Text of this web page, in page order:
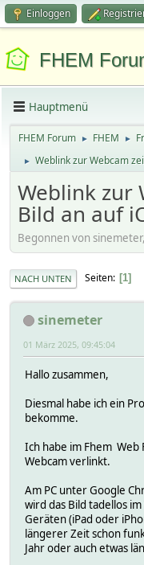
Einloggen
FHEM
Hauptmenü
FHEM Forum ► FHEM ►
► Weblink zur Webcam
Weblink zur
Bild an auf
Begonnen von
NACH UNTEN Seiten 1
sinemeter
01 März 2025, 09:45:04
Hallo zusammen,
Diesmal habe ich ein
bekomme.
Ich habe im Fhem
Webcam verlinkt.
Am PC unter Google
wird das Bild tadellos
Geräten (iPad oder
längerer Zeit schon
Jahr oder auch etwas